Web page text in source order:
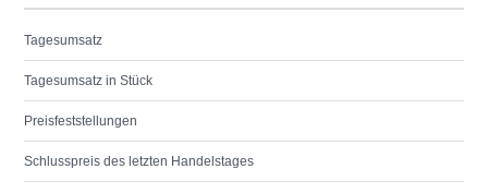
Tagesumsatz
Tagesumsatz in Stück
Preisfeststellungen
Schlusspreis des letzten Handelstages